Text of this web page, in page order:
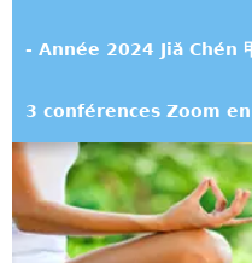
- Année 2024 Jiǎ Chén
3 conférences Zoom